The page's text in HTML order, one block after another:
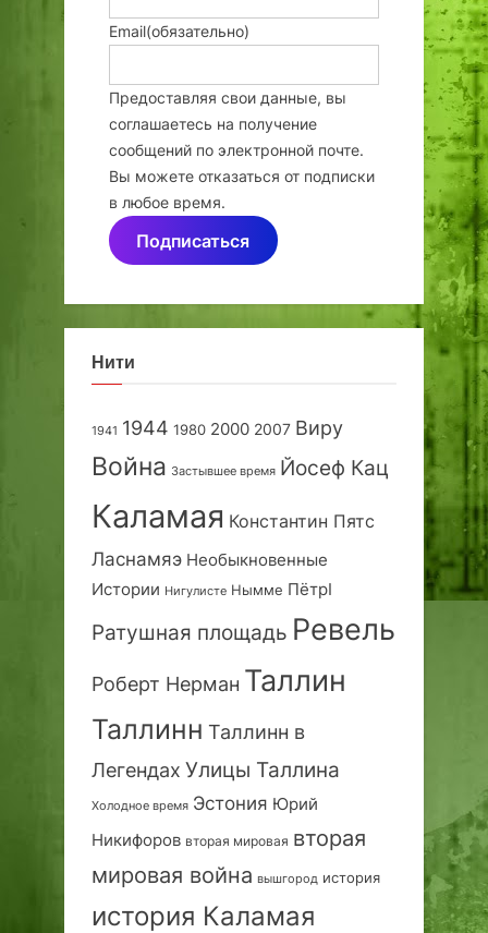
Email(обязательно)
Предоставляя свои данные, вы
соглашаетесь на получение
сообщений по электронной почте.
Вы можете отказаться от подписки
в любое время.
Подписаться
Нити
1941 1944 1980 2000 2007 Виру
Война Застывшее время Йосеф Кац
Каламая Константин Пятс
Ласнамяэ Необыкновенные
Истории Нигулисте Нымме ПётрI
Ратушная площадь Ревель
Роберт Нерман Таллин
Таллинн Таллинн в
Легендах Улицы Таллина
Холодное время Эстония Юрий
Никифоров вторая мировая вторая
мировая война вышгород история
история Каламая